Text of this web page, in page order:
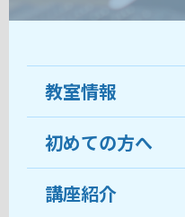
教室情報
教室について
受講生の声
初めての方へ
ココがおすすめ
講座紹介